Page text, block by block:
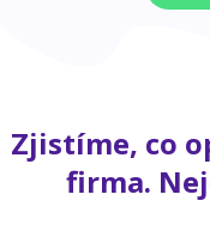
Zjistíme, co
firma.